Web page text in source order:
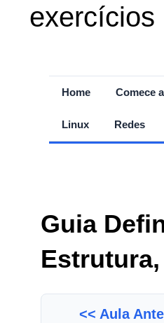
exercícios
Home Comece
Linux Redes
Guia
<< Aula